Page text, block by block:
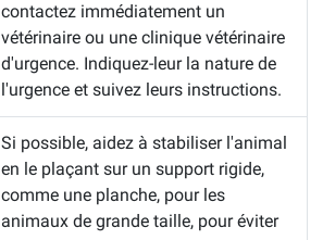
contactez immédiatement un
vétérinaire ou une clinique vétérinaire
d'urgence. Indiquez-leur la nature de
l'urgence et suivez leurs instructions.
Si possible, aidez à stabiliser l'animal
en le plaçant sur un support rigide,
comme une planche, pour les
animaux de grande taille, pour éviter